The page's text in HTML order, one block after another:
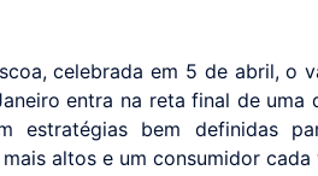
celebrada em 5 de abril, o
entra na reta final de uma
estratégias bem definidas
altos e um consumidor